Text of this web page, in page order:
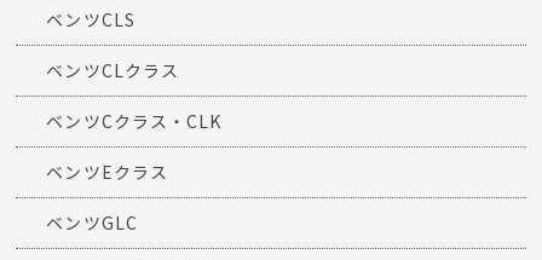
ベンツCLS
ベンツCLクラス
ベンツCクラス・CLK
ベンツEクラス
ベンツGLC